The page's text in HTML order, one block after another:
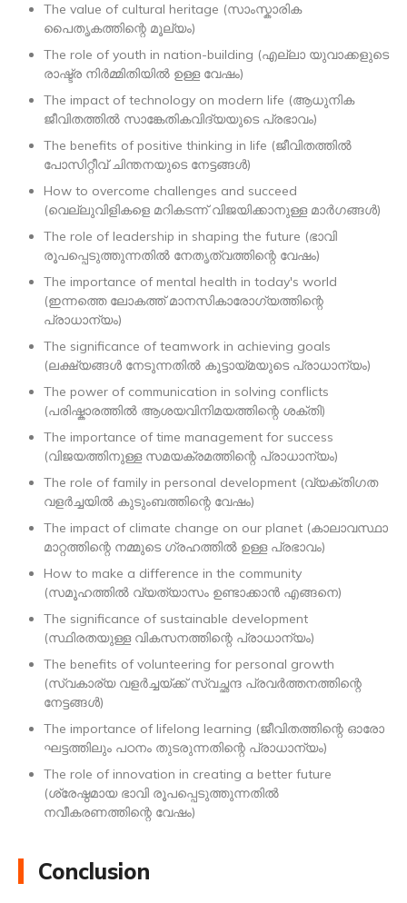
The value of cultural heritage (സാംസ്കാരിക
പൈതൃകത്തിന്റെ മൂല്യം)
The role of youth in nation-building (എല്ലാ യുവാക്കളുടെ
രാഷ്ട്ര നിർമ്മിതിയിൽ ഉള്ള വേഷം)
The impact of technology on modern life (ആധുനിക
ജീവിതത്തിൽ സാങ്കേതികവിദ്യയുടെ പ്രഭാവം)
The benefits of positive thinking in life (ജീവിതത്തിൽ
പോസിറ്റീവ് ചിന്തനയുടെ നേട്ടങ്ങൾ)
How to overcome challenges and succeed
(വെല്ലുവിളികളെ മറികടന്ന് വിജയിക്കാനുള്ള മാർഗങ്ങൾ)
The role of leadership in shaping the future (ഭാവി
രൂപപ്പെടുത്തുന്നതിൽ നേതൃത്വത്തിന്റെ വേഷം)
The importance of mental health in today's world
(ഇന്നത്തെ ലോകത്ത് മാനസികാരോഗ്യത്തിന്റെ
പ്രാധാന്യം)
The significance of teamwork in achieving goals
(ലക്ഷ്യങ്ങൾ നേടുന്നതിൽ കൂട്ടായ്മയുടെ പ്രാധാന്യം)
The power of communication in solving conflicts
(പരിഷ്കാരത്തിൽ ആശയവിനിമയത്തിന്റെ ശക്തി)
The importance of time management for success
(വിജയത്തിനുള്ള സമയക്രമത്തിന്റെ പ്രാധാന്യം)
The role of family in personal development (വ്യക്തിഗത
വളർച്ചയിൽ കുടുംബത്തിന്റെ വേഷം)
The impact of climate change on our planet (കാലാവസ്ഥാ
മാറ്റത്തിന്റെ നമ്മുടെ ഗ്രഹത്തിൽ ഉള്ള പ്രഭാവം)
How to make a difference in the community
(സമൂഹത്തിൽ വ്യത്യാസം ഉണ്ടാക്കാൻ എങ്ങനെ)
The significance of sustainable development
(സ്ഥിരതയുള്ള വികസനത്തിന്റെ പ്രാധാന്യം)
The benefits of volunteering for personal growth
(സ്വകാര്യ വളർച്ചയ്ക്ക് സ്വച്ഛന്ദ പ്രവർത്തനത്തിന്റെ
നേട്ടങ്ങൾ)
The importance of lifelong learning (ജീവിതത്തിന്റെ ഓരോ
ഘട്ടത്തിലും പഠനം തുടരുന്നതിന്റെ പ്രാധാന്യം)
The role of innovation in creating a better future
(ശ്രേഷ്ഠമായ ഭാവി രൂപപ്പെടുത്തുന്നതിൽ
നവീകരണത്തിന്റെ വേഷം)
Conclusion